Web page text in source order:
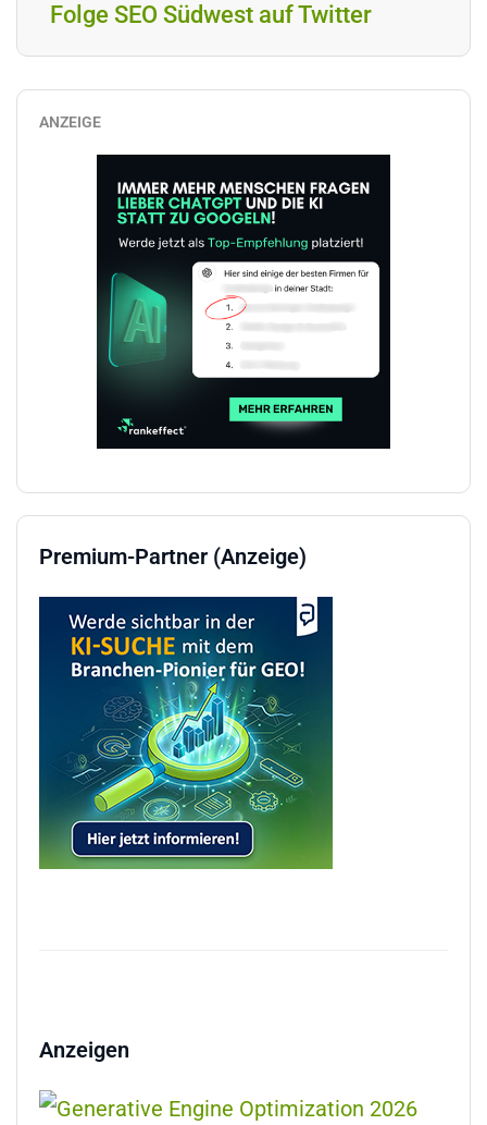
Folge SEO Südwest auf Twitter
ANZEIGE
Premium-Partner (Anzeige)
Anzeigen